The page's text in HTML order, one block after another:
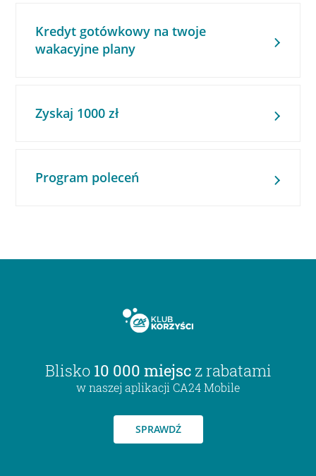
Kredyt gotówkowy na twoje
wakacyjne plany
Zyskaj 1000 zł
Program poleceń
Blisko 10 000 miejsc z rabatami
w naszej aplikacji CA24 Mobile
SPRAWDŹ